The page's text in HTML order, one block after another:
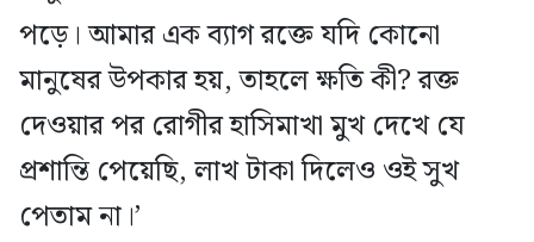
পড়ে। আমার এক ব্যাগ রক্তে যদি কোনো
মানুষের উপকার হয়, তাহলে ক্ষতি কী? রক্ত
দেওয়ার পর রোগীর হাসিমাখা মুখ দেখে যে
প্রশান্তি পেয়েছি, লাখ টাকা দিলেও ওই সুখ
পেতাম না।’